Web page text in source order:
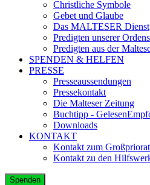
Christliche Symbole
Gebet und Glaube
Das MALTESER
Predigten unserer
Predigten aus der
SPENDEN & HELFEN
PRESSE
Presseaussendungen
Pressekontakt
Die Malteser Zeitung
Buchtipp -
Downloads
KONTAKT
Kontakt zum Großpriorat
Kontakt zu den
Spenden